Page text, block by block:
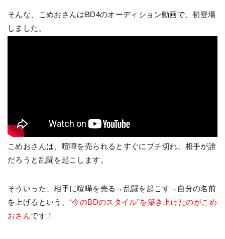
そんな、こめおさんはBD4のオーディション動画で、初登場
しました。
こめおさんは、喧嘩を売られるとすぐにブチ切れ、相手が誰
だろうと乱闘を起こします。
そういった、相手に喧嘩を売る→乱闘を起こす→自分の名前
を上げるという、“今のBDのスタイル”を築き上げたのがこめ
おさんです！